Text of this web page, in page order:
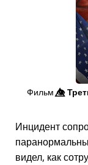
Фильм👁️⃤
Инцидент
видел, как